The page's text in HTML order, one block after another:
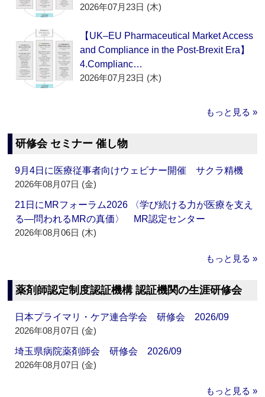
2026年07月23日 (木)
【UK–EU Pharmaceutical Market Access
and Compliance in the Post-Brexit Era】
4.Complianc…
2026年07月23日 (木)
もっと見る »
研修会 セミナー 催し物
9月4日に医療従事者向けウェビナー開催 サクラ精機
2026年08月07日 (金)
21日にMRフォーラム2026 〈学び続ける力が医療を支え
る―問われるMRの真価〉 MR認定センター
2026年08月06日 (木)
もっと見る »
薬剤師認定制度認証機構 認証機関の生涯研修会
日本プライマリ・ケア連合学会 研修会 2026/09
2026年08月07日 (金)
埼玉県病院薬剤師会 研修会 2026/09
2026年08月07日 (金)
もっと見る »